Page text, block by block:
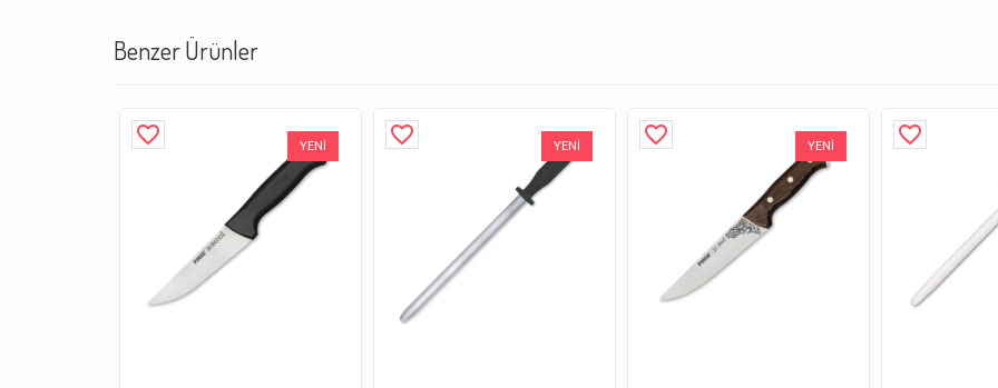
Benzer Ürünler
favorite_border YENİ favorite_border YENİ favorite_border YENİ favorite_border